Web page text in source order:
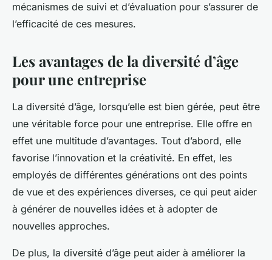
mécanismes de suivi et d’évaluation pour s’assurer de
l’efficacité de ces mesures.
Les avantages de la diversité d’âge
pour une entreprise
La diversité d’âge, lorsqu’elle est bien gérée, peut être
une véritable force pour une entreprise. Elle offre en
effet une multitude d’avantages. Tout d’abord, elle
favorise l’innovation et la créativité. En effet, les
employés de différentes générations ont des points
de vue et des expériences diverses, ce qui peut aider
à générer de nouvelles idées et à adopter de
nouvelles approches.
De plus, la diversité d’âge peut aider à améliorer la